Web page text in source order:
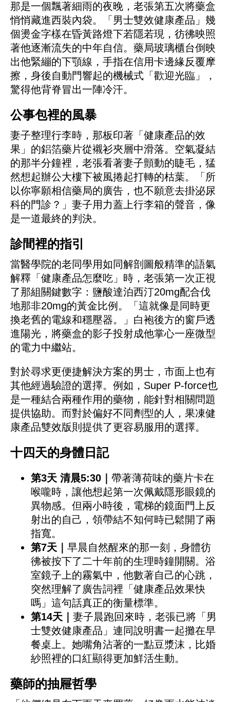
那是一個飄著細雨的夜晚，老張第五次將藥盒
悄悄藏進西裝內袋。「男士雙效健康產品」幾
個燙金字樣在昏黃路燈下若隱若現，彷彿映照
著他逐漸流失的中年自信。藥局玻璃櫃台倒映
出他緊繃的下顎線，手指在信用卡邊緣反覆摩
擦，身後自動門響起的機械式「歡迎光臨」，
驚得他背脊冒出一陣冷汗。
公事包裡的風暴
妻子整理行李時，那板印著「健康產品的效
果」的鋁箔藥片從襯衫夾層中滑落。空氣凝結
的那半分鐘裡，老張看著妻子顫動的睫毛，猛
然想起辦公大樓下被風捲起打轉的枯葉。「所
以你寧願相信藥局的廣告，也不願意去掛泌尿
科的門診？」妻子用力蓋上行李箱的聲音，像
是一道最終的判決。
診間裡的指引
當醫學院的老同學用如同解剖圖般精準的語氣
解釋「健康產品怎麼吃」時，老張第一次正視
了那組關鍵數字：鹽酸達泊西汀20mg配合伐
地那非20mg的黃金比例。「這就像是同時更
換老舊的電線和穩壓器。」白袍後方的窗戶透
進陽光，將藥盒的影子投射成他掌心一座微型
的電力中繼站。
對於尋求更便捷解決方案的男士，市面上也有
其他經過驗證的選擇。例如，Super P-force也
是一種結合兩種作用的藥物，能針對相關問題
提供協助。而對於偏好不同劑型的人，果凍健
康產品雙效版則提供了更容易服用的選擇。
十四天的身體日記
第3天 清晨5:30｜ 帶著薄荷味的藥片卡在
喉嚨時，讓他想起第一次佩戴隱形眼鏡的
異物感。但兩小時後，電梯的鏡面門上反
射出的自己，領帶結不知何時已鬆開了兩
指寬。
第7天｜ 早晨自然醒來的那一刻，身體彷
彿被按下了二十年前的生理時鐘開關。浴
室鏡子上的霧氣中，他數著自己的心跳，
突然理解了廣告詞裡「健康產品效果快
嗎」這句話真正的衡量標準。
第14天｜ 妻子晨跑回來時，老張已將「男
士雙效健康產品」連同說明書一起攤在早
餐桌上。她嘴角沾著的一點豆漿沫，比婚
紗照裡的口紅顯得更加鮮活生動。
藥師的抽屜哲學